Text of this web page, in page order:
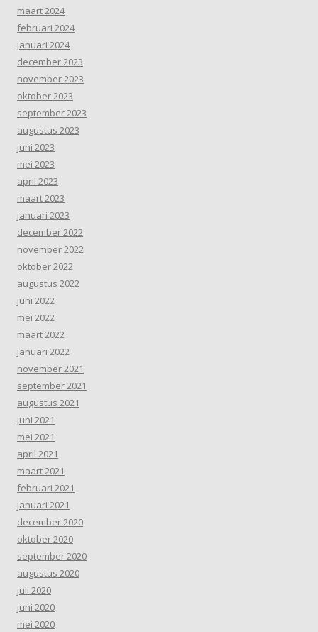
maart 2024
februari 2024
januari 2024
december 2023
november 2023
oktober 2023
september 2023
augustus 2023
juni 2023
mei 2023
april 2023
maart 2023
januari 2023
december 2022
november 2022
oktober 2022
augustus 2022
juni 2022
mei 2022
maart 2022
januari 2022
november 2021
september 2021
augustus 2021
juni 2021
mei 2021
april 2021
maart 2021
februari 2021
januari 2021
december 2020
oktober 2020
september 2020
augustus 2020
juli 2020
juni 2020
mei 2020